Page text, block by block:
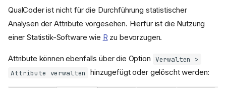
QualCoder ist nicht für die Durchführung statistischer
Analysen der Attribute vorgesehen. Hierfür ist die Nutzung
einer Statistik-Software wie Rzu bevorzugen.
Attribute können ebenfalls über die Option Verwalten >
Attribute verwalten
hinzugefügt oder gelöscht werden: